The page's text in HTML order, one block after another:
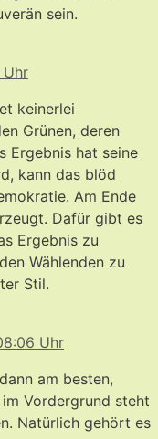
sein.
keinerlei
Grünen, deren
Ergebnis hat seine
kann das blöd
Am Ende
Dafür gibt es
Ergebnis zu
Wählenden zu
Stil.
Uhr
am besten,
Vordergrund steht
Natürlich gehört es